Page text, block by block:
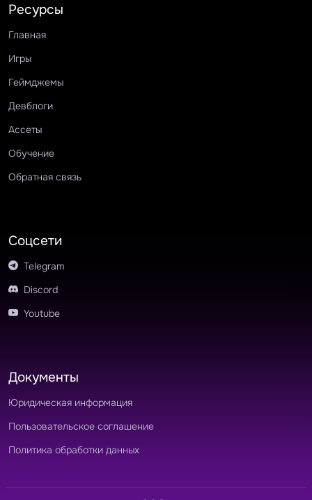
Ресурсы
Главная
Игры
Геймджемы
Девблоги
Ассеты
Обучение
Обратная связь
Соцсети
Telegram
Discord
Youtube
Документы
Юридическая информация
Пользовательское соглашение
Политика обработки данных